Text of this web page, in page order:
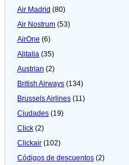
Air Madrid (80)
Air Nostrum (53)
AirOne (6)
Alitalia (35)
Austrian (2)
British Airways (134)
Brussels Airlines (11)
Ciudades (19)
Click (2)
Clickair (102)
Códigos de descuentos (2)